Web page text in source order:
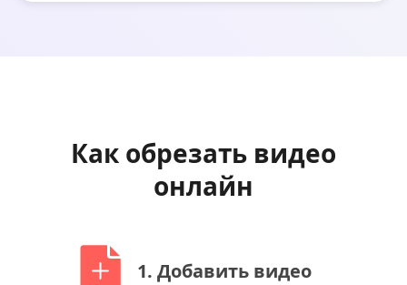
Как обрезать видео
онлайн
1. Добавить видео